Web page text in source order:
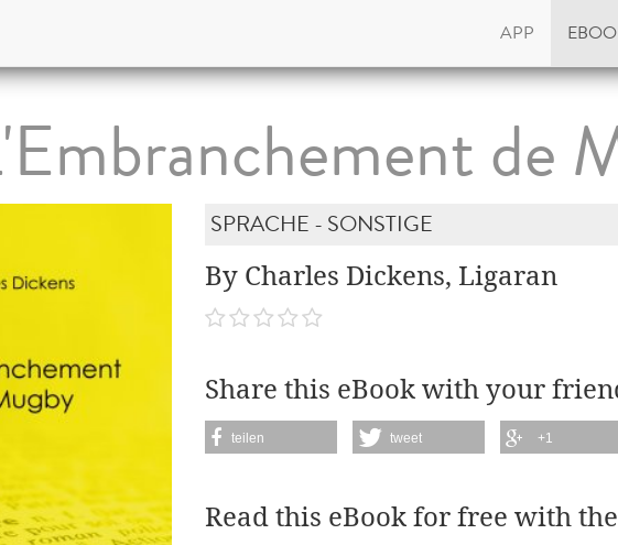
APP
de
SPRACHE - SONSTIGE
By Charles Dickens, Ligaran
Share this eBook with your
teilen tweet +1
Read this eBook for free with